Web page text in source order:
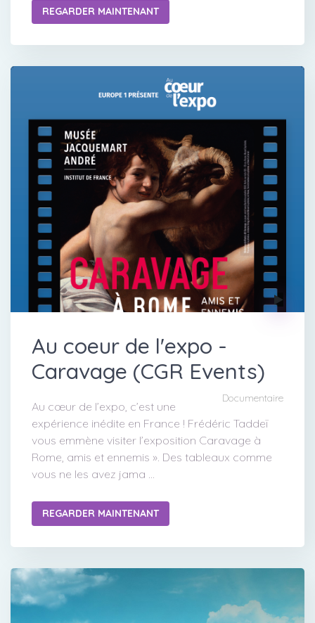
REGARDER MAINTENANT
Au coeur de l'expo -
Caravage (CGR Events)
Documentaire
Au cœur de l’expo, c’est une
expérience inédite en France ! Frédéric Taddeï
vous emmène visiter l’exposition Caravage à
Rome, amis et ennemis ». Des tableaux comme
vous ne les avez jama ...
REGARDER MAINTENANT